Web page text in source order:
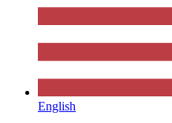
English